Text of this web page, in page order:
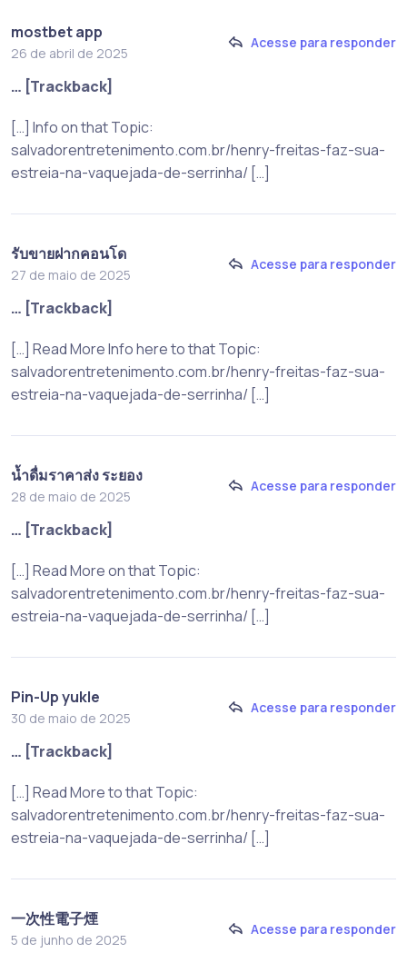
mostbet app
26 de abril de 2025
Acesse para responder
… [Trackback]
[…] Info on that Topic:
salvadorentretenimento.com.br/henry-freitas-faz-sua-
estreia-na-vaquejada-de-serrinha/ […]
รับขายฝากคอนโด
27 de maio de 2025
Acesse para responder
… [Trackback]
[…] Read More Info here to that Topic:
salvadorentretenimento.com.br/henry-freitas-faz-sua-
estreia-na-vaquejada-de-serrinha/ […]
น้ำดื่มราคาส่ง ระยอง
28 de maio de 2025
Acesse para responder
… [Trackback]
[…] Read More on that Topic:
salvadorentretenimento.com.br/henry-freitas-faz-sua-
estreia-na-vaquejada-de-serrinha/ […]
Pin-Up yukle
30 de maio de 2025
Acesse para responder
… [Trackback]
[…] Read More to that Topic:
salvadorentretenimento.com.br/henry-freitas-faz-sua-
estreia-na-vaquejada-de-serrinha/ […]
一次性電子煙
5 de junho de 2025
Acesse para responder